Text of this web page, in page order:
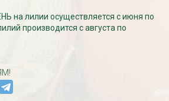
на лилии осуществляется с июня по
производится с августа по